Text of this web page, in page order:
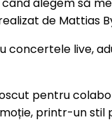
alegem să
de Mattias
live,
pentru
printr-un stil